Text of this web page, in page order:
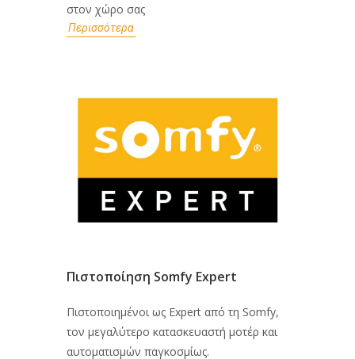
στον χώρο σας
Περισσότερα
Πιστοποίηση Somfy Expert
Πιστοποιημένοι ως Expert από τη Somfy,
τον μεγαλύτερο κατασκευαστή μοτέρ και
αυτοματισμών παγκοσμίως.